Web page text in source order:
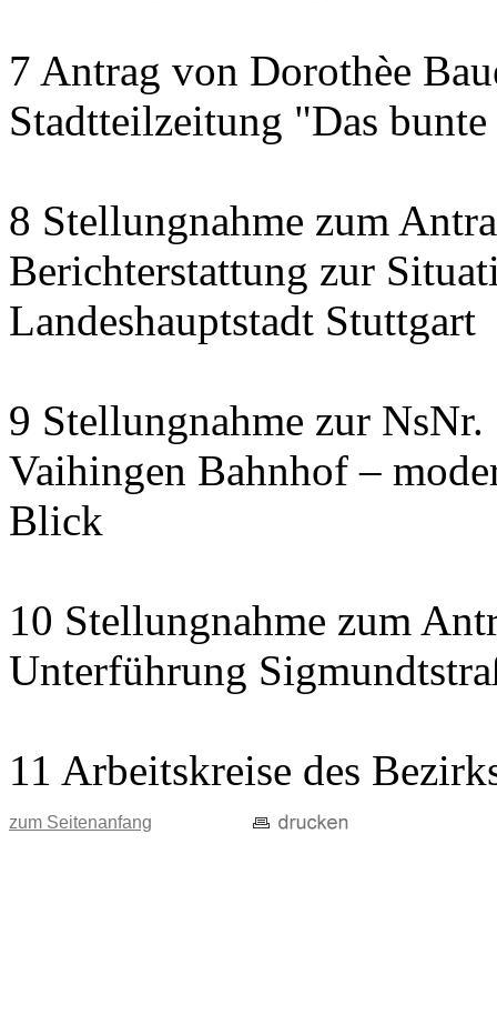
7 Antrag von Dorothèe
Stadtteilzeitung "Das
8 Stellungnahme zum
Berichterstattung zur
Landeshauptstadt Stuttgart
9 Stellungnahme zur
Vaihingen Bahnhof –
Blick
10 Stellungnahme zum
Unterführung
11 Arbeitskreise des
zum Seitenanfang